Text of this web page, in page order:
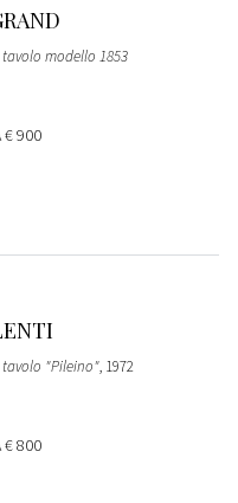
modello 1853
€ 900
"Pileino", 1972
€ 800